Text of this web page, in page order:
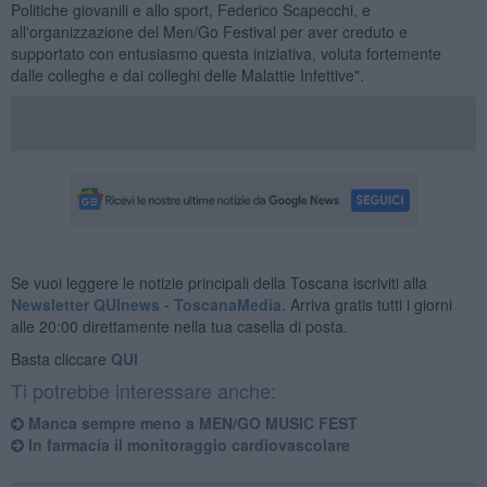
Politiche giovanili e allo sport, Federico Scapecchi, e
all'organizzazione del Men/Go Festival per aver creduto e
supportato con entusiasmo questa iniziativa, voluta fortemente
dalle colleghe e dai colleghi delle Malattie Infettive".
Se vuoi leggere le notizie principali della Toscana iscriviti alla
Newsletter QUInews - ToscanaMedia. Arriva gratis tutti i giorni
alle 20:00 direttamente nella tua casella di posta.
Basta cliccare QUI
Ti potrebbe interessare anche:
​Manca sempre meno a MEN/GO MUSIC FEST
In farmacia il monitoraggio cardiovascolare